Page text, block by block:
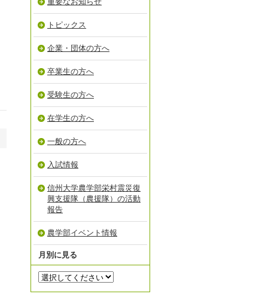
トピックス
企業・団体の方へ
卒業生の方へ
受験生の方へ
在学生の方へ
一般の方へ
入試情報
信州大学農学部栄村震災復
興支援隊（農援隊）の活動
報告
農学部イベント情報
月別に見る